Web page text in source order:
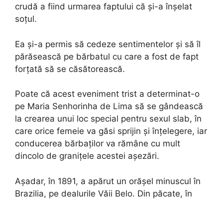
crudă a fiind urmarea faptului că și-a înșelat
soțul.
Ea și-a permis să cedeze sentimentelor și să îl
părăsească pe bărbatul cu care a fost de fapt
forțată să se căsătorească.
Poate că acest eveniment trist a determinat-o
pe Maria Senhorinha de Lima să se gândească
la crearea unui loc special pentru sexul slab, în
care orice femeie va găsi sprijin și înțelegere, iar
conducerea bărbaților va rămâne cu mult
dincolo de granițele acestei așezări.
Așadar, în 1891, a apărut un orășel minuscul în
Brazilia, pe dealurile Văii Belo. Din păcate, în